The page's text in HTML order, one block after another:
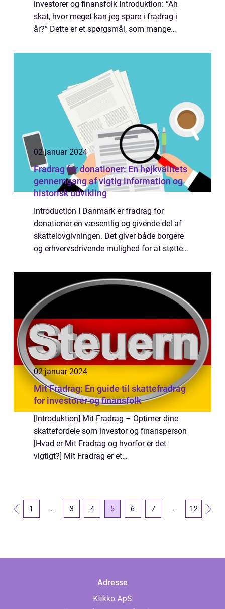
investorer og finansfolk Introduktion: “Åh
skat, hvor meget kan jeg spare i fradrag i
år?” Dette er et spørgsmål, som mange
finansfolk, der ønsker at...
02 januar 2024
Fradrag for donationer: En højkvalitets
gennemgang af vigtig information og
historisk udvikling
Introduction I Danmark er fradrag for
donationer en væsentlig og givende del af
skattelovgivningen. Det giver både borgere
og erhvervsdrivende mulighed for at støtte
skattefordele. Denne artikel vil udforske,
hvad frad...
02 januar 2024
Mit Fradrag: En guide til skattefradrag
for investorer og finansfolk
[Introduktion] Mit Fradrag – Optimer dine
skattefordele som investor og finansperson
[Hvad er Mit Fradrag og hvorfor er det
vigtigt?] Mit Fradrag er et
1 … 3 4 5 6 7 … 12
Adresse